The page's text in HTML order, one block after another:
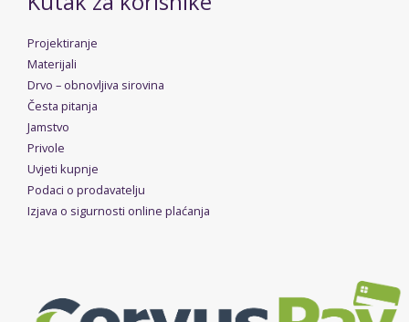
Projektiranje
Materijali
Drvo – obnovljiva sirovina
Česta pitanja
Jamstvo
Privole
Uvjeti kupnje
Podaci o prodavatelju
Izjava o sigurnosti online plaćanja